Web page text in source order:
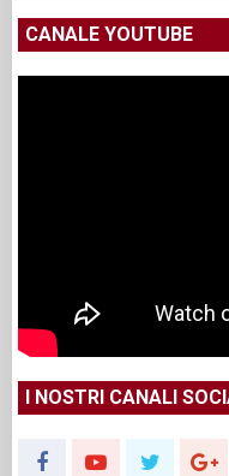
CANALE YOUTUBE
I NOSTRI CANALI